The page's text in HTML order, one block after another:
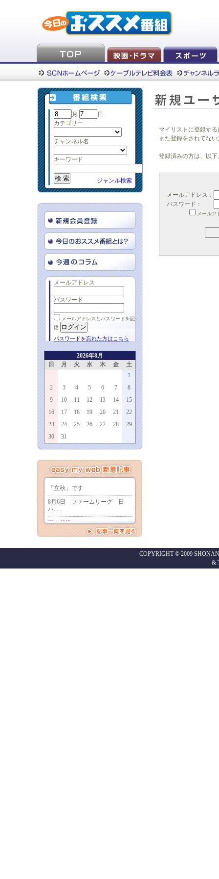
月
日
カテゴリー
チャンネル名
キーワード
ジャンル検索
メールアドレス
パスワード
メールアドレスとパスワードを記
憶
パスワードを忘れた方はこちら
2026年8月
日
月 火 水 木 金
土
1
2
3 4 5 6 7
8
9
10 11 12 13 14
15
16
17 18 19 20 21
22
23
24 25 26 27 28
29
30
31
マイリストに登録す
また登録をされてな
登録済みの方は、以
メールアドレス：
パスワード：
メールア
COPYRIGHT © 2009
&